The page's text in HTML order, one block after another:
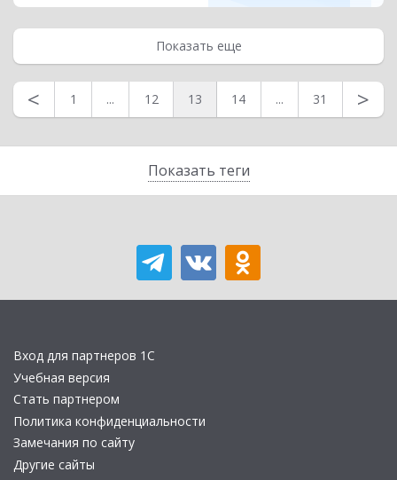
Показать теги
Показать еще
< 1 ... 12 13 14 ... 31 >
Вход для партнеров 1С
Учебная версия
Стать партнером
Политика конфиденциальности
Замечания по сайту
Другие сайты